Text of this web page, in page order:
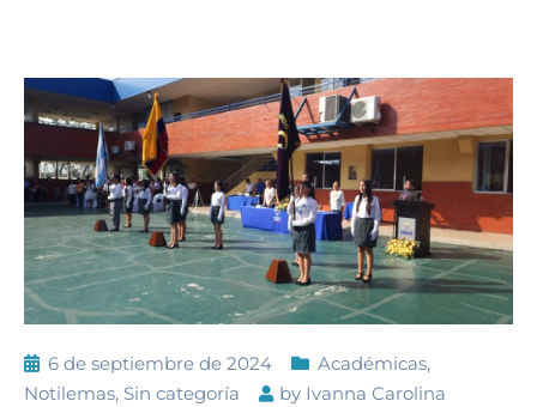
6 de septiembre de 2024 Académicas,
Notilemas, Sin categoría by Ivanna Carolina